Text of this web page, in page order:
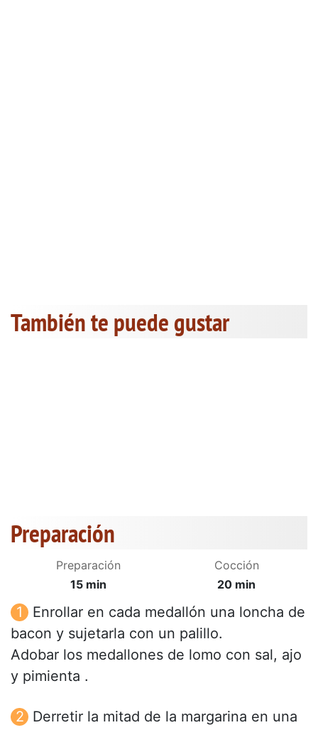
También te puede gustar
Preparación
Preparación
15 min
Cocción
20 min
Enrollar en cada medallón una loncha de
bacon y sujetarla con un palillo.
Adobar los medallones de lomo con sal, ajo
y pimienta .
Derretir la mitad de la margarina en una